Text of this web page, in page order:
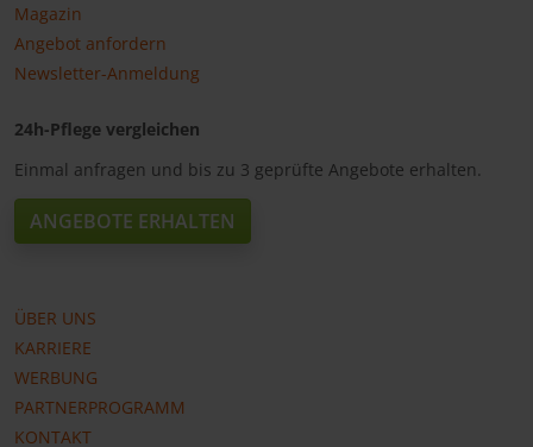
Magazin
Angebot anfordern
Newsletter-Anmeldung
24h-Pflege vergleichen
Einmal anfragen und bis zu 3 geprüfte Angebote erhalten.
ANGEBOTE ERHALTEN
ÜBER UNS
KARRIERE
WERBUNG
PARTNERPROGRAMM
KONTAKT